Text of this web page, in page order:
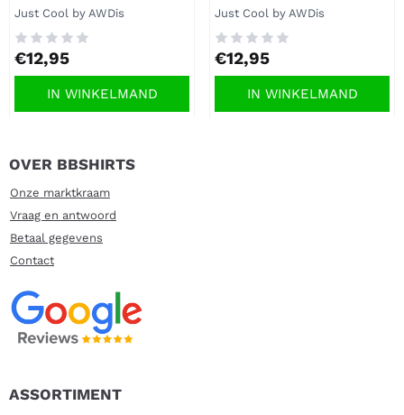
green.
Merk:
Just Cool by AWDis
Prijs: 12,95
€12,95
IN WINKELMAND
Merk:
Just Cool by AWDis
Prijs: 12,95
€12,95
IN WINKELMAND
OVER BBSHIRTS
Onze marktkraam
Vraag en antwoord
Betaal gegevens
Contact
ASSORTIMENT